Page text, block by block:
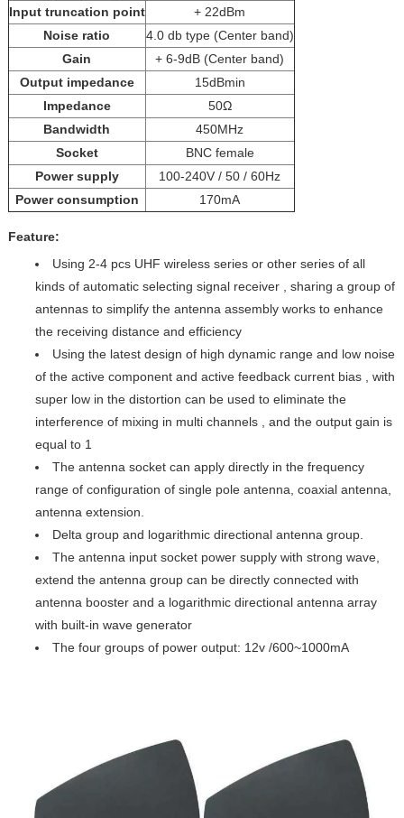
Input truncation point
+ 22dBm
Noise ratio
4.0 db type (Center band)
Gain
+ 6-9dB (Center band)
Output impedance
15dBmin
Impedance
50Ω
Bandwidth
450MHz
Socket
BNC female
Power supply
100-240V / 50 / 60Hz
Power consumption
170mA
Feature:
Using 2-4 pcs UHF wireless series or other series of all
kinds of automatic selecting signal receiver , sharing a group of
antennas to simplify the antenna assembly works to enhance
the receiving distance and efficiency
Using the latest design of high dynamic range and low noise
of the active component and active feedback current bias , with
super low in the distortion can be used to eliminate the
interference of mixing in multi channels , and the output gain is
equal to 1
The antenna socket can apply directly in the frequency
range of configuration of single pole antenna, coaxial antenna,
antenna extension.
Delta group and logarithmic directional antenna group.
The antenna input socket power supply with strong wave,
extend the antenna group can be directly connected with
antenna booster and a logarithmic directional antenna array
with built-in wave generator
The four groups of power output: 12v /600~1000mA